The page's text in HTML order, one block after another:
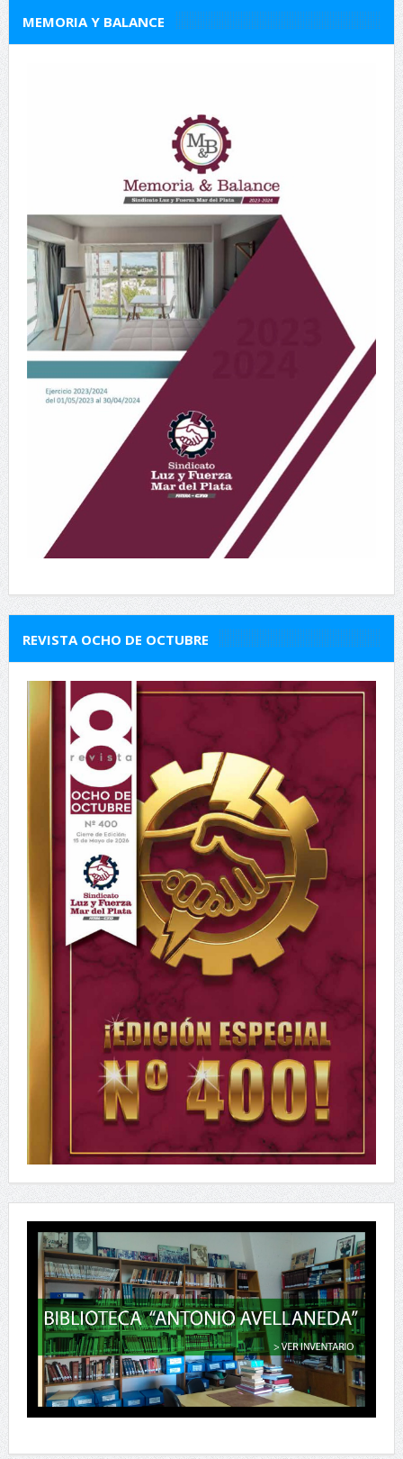
MEMORIA Y BALANCE
REVISTA OCHO DE OCTUBRE